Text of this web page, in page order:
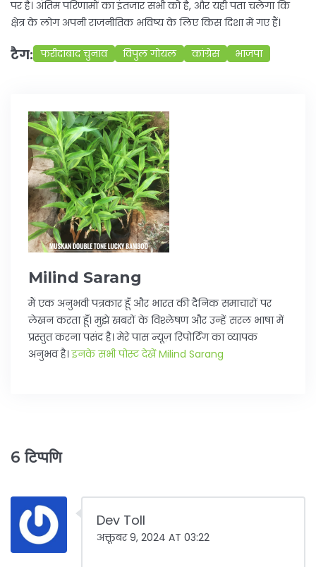
पर है। अंतिम परिणामों का इंतजार सभी को है, और यही पता चलेगा कि
क्षेत्र के लोग अपनी राजनीतिक भविष्य के लिए किस दिशा में गए हैं।
टैग: फरीदाबाद चुनाव विपुल गोयल कांग्रेस भाजपा
Milind Sarang
मैं एक अनुभवी पत्रकार हूँ और भारत की दैनिक समाचारों पर
लेखन करता हूँ। मुझे खबरों के विश्लेषण और उन्हें सरल भाषा में
प्रस्तुत करना पसंद है। मेरे पास न्यूज़ रिपोर्टिंग का व्यापक
अनुभव है।इनके सभी पोस्ट देखें Milind Sarang
6 टिप्पणि
Dev Toll
अक्तूबर 9, 2024 AT 03:22